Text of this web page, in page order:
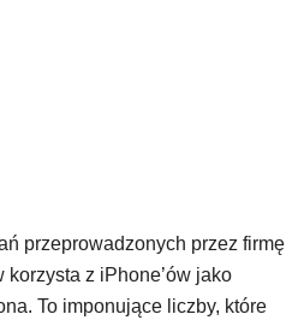
przeprowadzonych przez firmę
korzysta z iPhone’ów jako
To imponujące liczby, które